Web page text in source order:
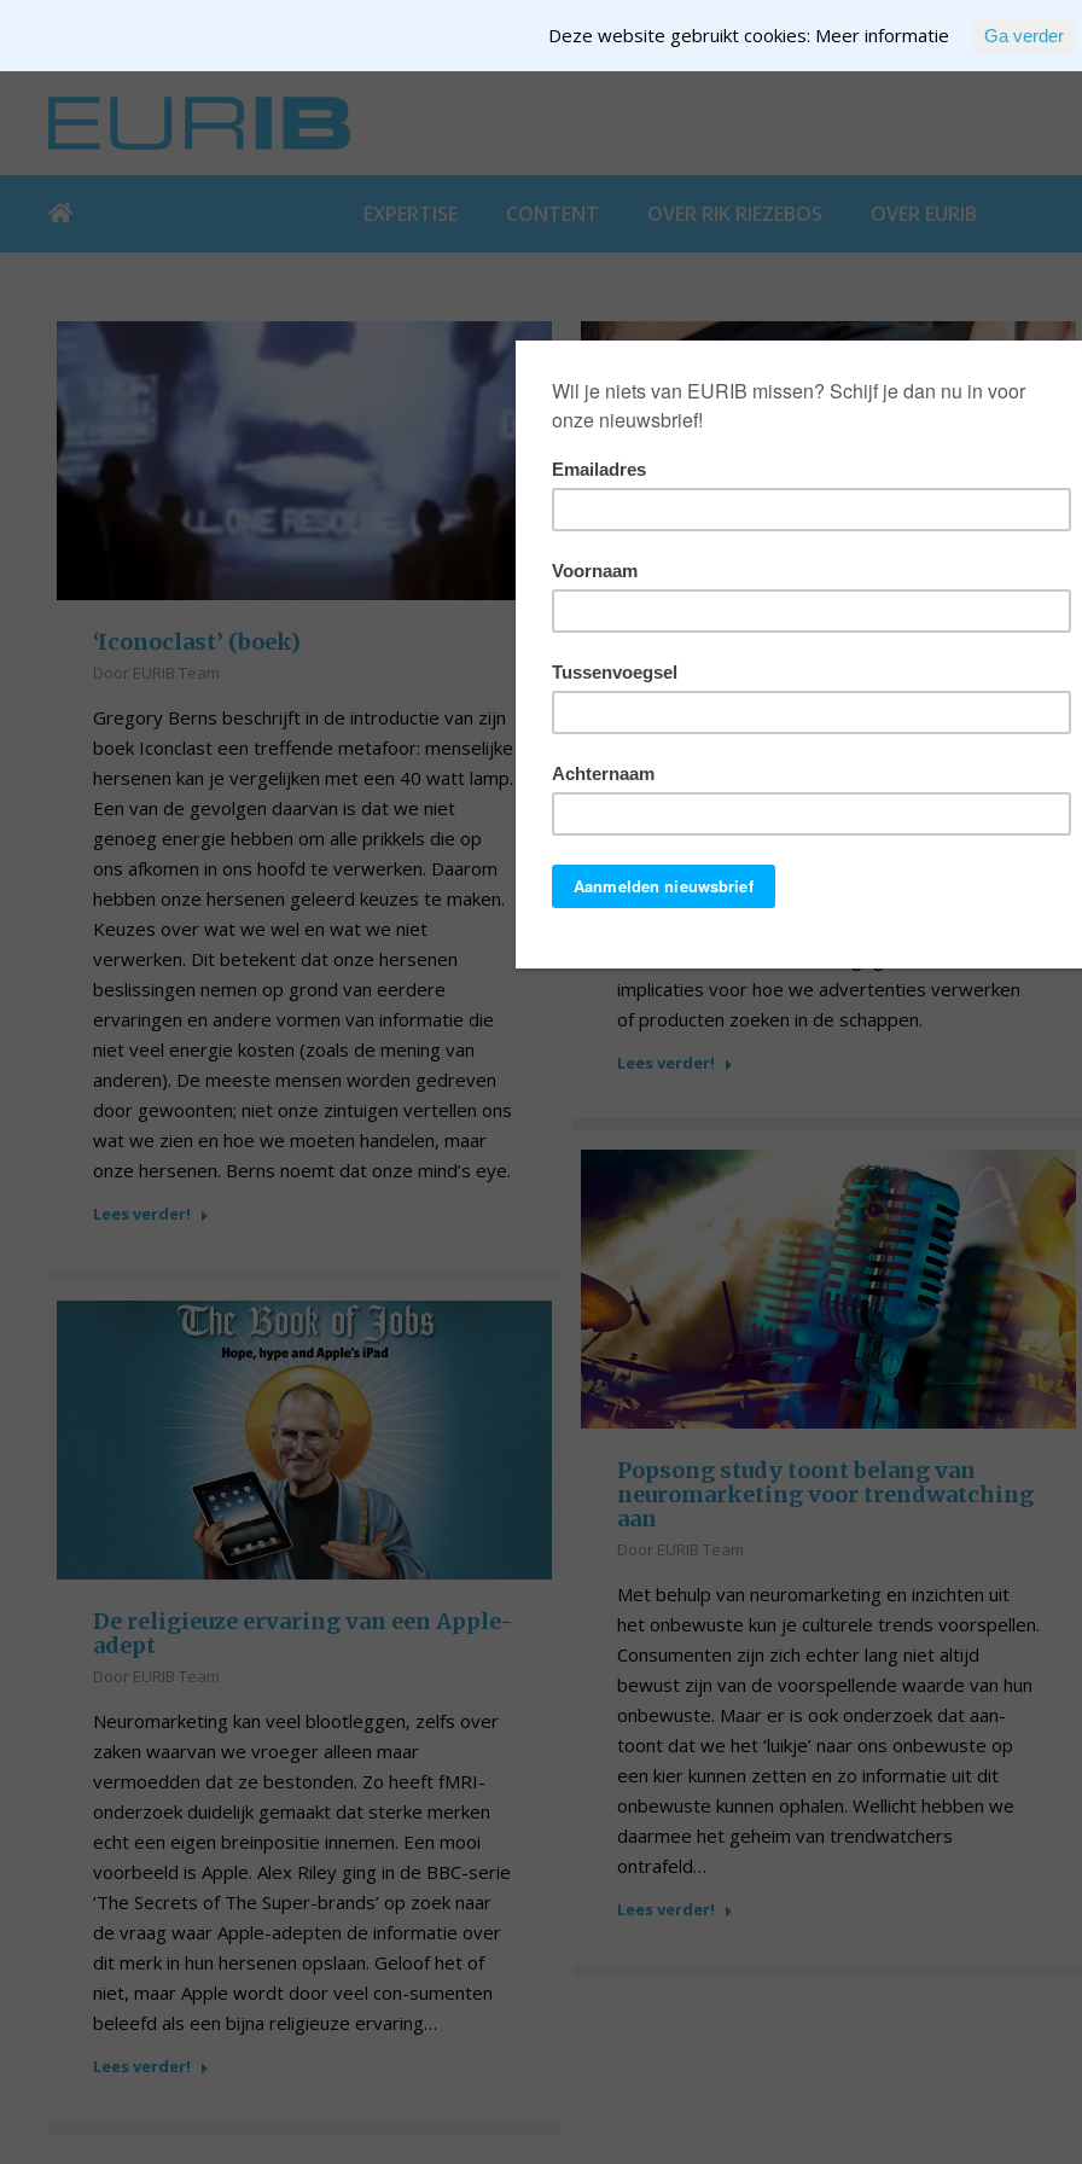
EXPERTISE CONTENT OVER RIK RIEZEBOS OVER EURIB
‘Iconoclast’ (boek)
Door EURIB Team
Gregory Berns beschrijft in de introductie van zijn
boek Iconclast een treffende metafoor: menselijke
hersenen kan je vergelijken met een 40 watt lamp.
Een van de gevolgen daarvan is dat we niet
genoeg energie hebben om alle prikkels die op
ons afkomen in ons hoofd te verwerken. Daarom
hebben onze hersenen geleerd keuzes te maken.
Keuzes over wat we wel en wat we niet
verwerken. Dit betekent dat onze hersenen
beslissingen nemen op grond van eerdere
ervaringen en andere vormen van informatie die
niet veel energie kosten (zoals de mening van
anderen). De meeste mensen worden gedreven
door gewoonten; niet onze zintuigen vertellen ons
wat we zien en hoe we moeten handelen, maar
onze hersenen. Berns noemt dat onze mind’s eye.
Lees verder!
Wat zien we wel en wat niet?
DoorEURIB Team
overgegooid door een groepje basketballers. Er
beeld, maar bijna niemand merkt de gorilla op
(‘gorilla test’, YouTube). Een onderzoek laat echter
zien dat we wel degelijk onbewust en tegelijk
implicaties voor hoe we advertenties verwerken
of producten zoeken in de schappen.
Lees verder!
Popsong study toont belang van
neuromarketing voor trendwatching
aan
Door EURIB Team
Met behulp van neuromarketing en inzichten uit
het onbewuste kun je culturele trends voorspellen.
Consumenten zijn zich echter lang niet altijd
bewust zijn van de voorspellende waarde van hun
onbewuste. Maar er is ook onderzoek dat aan-
toont dat we het ‘luikje’ naar ons onbewuste op
een kier kunnen zetten en zo informatie uit dit
onbewuste kunnen ophalen. Wellicht hebben we
daarmee het geheim van trendwatchers
ontrafeld…
Lees verder!
De religieuze ervaring van een Apple-
adept
Door EURIB Team
Neuromarketing kan veel blootleggen, zelfs over
zaken waarvan we vroeger alleen maar
vermoedden dat ze bestonden. Zo heeft fMRI-
onderzoek duidelijk gemaakt dat sterke merken
echt een eigen breinpositie innemen. Een mooi
voorbeeld is Apple. Alex Riley ging in de BBC-serie
‘The Secrets of The Super-brands’ op zoek naar
de vraag waar Apple-adepten de informatie over
dit merk in hun hersenen opslaan. Geloof het of
niet, maar Apple wordt door veel con-sumenten
beleefd als een bijna religieuze ervaring…
Lees verder!
Deze website gebruikt cookies: Meer informatie Ga verder
EXPERTISE